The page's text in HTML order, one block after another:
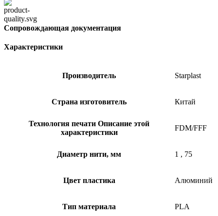
Сопровождающая документация
Характеристики
Производитель Starplast
Страна изготовитель Китай
Технология печати Описание этой
характеристики
FDM/FFF
Диаметр нити, мм 1 , 75
Цвет пластика Алюминий
Тип материала PLA